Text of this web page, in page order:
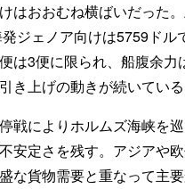
はおおむね横ばいだった
ジェノア向けは5759ド
は3便に限られ、船腹余
き上げの動きが続いている
戦によりホルムズ海峡を
安定さを残す。アジアや
な貨物需要と重なって主